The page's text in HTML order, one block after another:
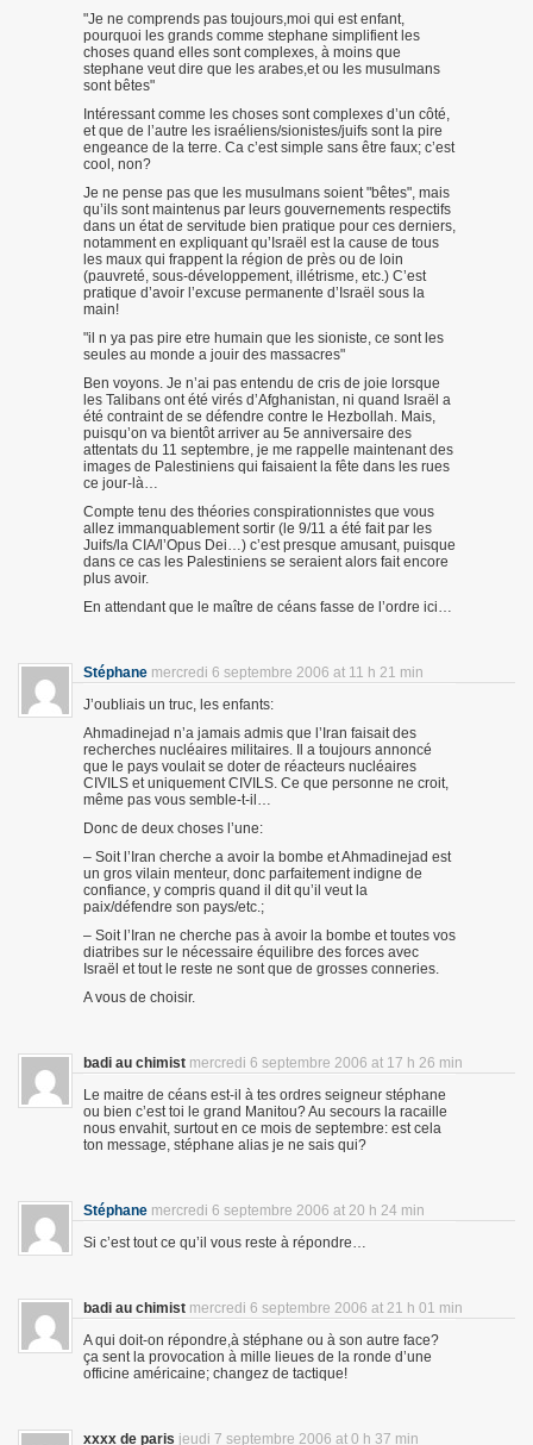
"Je ne comprends pas toujours,moi qui est enfant,
pourquoi les grands comme stephane simplifient les
choses quand elles sont complexes, à moins que
stephane veut dire que les arabes,et ou les musulmans
sont bêtes"
Intéressant comme les choses sont complexes d’un côté,
et que de l’autre les israéliens/sionistes/juifs sont la pire
engeance de la terre. Ca c’est simple sans être faux; c’est
cool, non?
Je ne pense pas que les musulmans soient "bêtes", mais
qu’ils sont maintenus par leurs gouvernements respectifs
dans un état de servitude bien pratique pour ces derniers,
notamment en expliquant qu’Israël est la cause de tous
les maux qui frappent la région de près ou de loin
(pauvreté, sous-développement, illétrisme, etc.) C’est
pratique d’avoir l’excuse permanente d’Israël sous la
main!
"il n ya pas pire etre humain que les sioniste, ce sont les
seules au monde a jouir des massacres"
Ben voyons. Je n’ai pas entendu de cris de joie lorsque
les Talibans ont été virés d’Afghanistan, ni quand Israël a
été contraint de se défendre contre le Hezbollah. Mais,
puisqu’on va bientôt arriver au 5e anniversaire des
attentats du 11 septembre, je me rappelle maintenant des
images de Palestiniens qui faisaient la fête dans les rues
ce jour-là…
Compte tenu des théories conspirationnistes que vous
allez immanquablement sortir (le 9/11 a été fait par les
Juifs/la CIA/l’Opus Dei…) c’est presque amusant, puisque
dans ce cas les Palestiniens se seraient alors fait encore
plus avoir.
En attendant que le maître de céans fasse de l’ordre ici…
Stéphane mercredi 6 septembre 2006 at 11 h 21 min
J’oubliais un truc, les enfants:
Ahmadinejad n’a jamais admis que l’Iran faisait des
recherches nucléaires militaires. Il a toujours annoncé
que le pays voulait se doter de réacteurs nucléaires
CIVILS et uniquement CIVILS. Ce que personne ne croit,
même pas vous semble-t-il…
Donc de deux choses l’une:
– Soit l’Iran cherche a avoir la bombe et Ahmadinejad est
un gros vilain menteur, donc parfaitement indigne de
confiance, y compris quand il dit qu’il veut la
paix/défendre son pays/etc.;
– Soit l’Iran ne cherche pas à avoir la bombe et toutes vos
diatribes sur le nécessaire équilibre des forces avec
Israël et tout le reste ne sont que de grosses conneries.
A vous de choisir.
badi au chimist mercredi 6 septembre 2006 at 17 h 26 min
Le maitre de céans est-il à tes ordres seigneur stéphane
ou bien c’est toi le grand Manitou? Au secours la racaille
nous envahit, surtout en ce mois de septembre: est cela
ton message, stéphane alias je ne sais qui?
Stéphane mercredi 6 septembre 2006 at 20 h 24 min
Si c’est tout ce qu’il vous reste à répondre…
badi au chimist mercredi 6 septembre 2006 at 21 h 01 min
A qui doit-on répondre,à stéphane ou à son autre face?
ça sent la provocation à mille lieues de la ronde d’une
officine américaine; changez de tactique!
xxxx de paris jeudi 7 septembre 2006 at 0 h 37 min